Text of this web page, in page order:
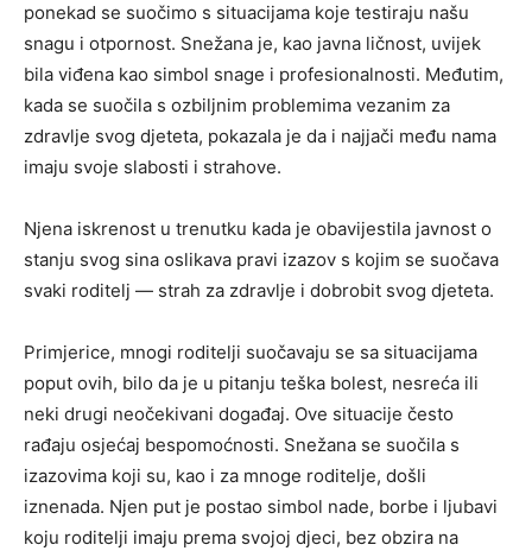
ponekad se suočimo s situacijama koje testiraju našu
snagu i otpornost. Snežana je, kao javna ličnost, uvijek
bila viđena kao simbol snage i profesionalnosti. Međutim,
kada se suočila s ozbiljnim problemima vezanim za
zdravlje svog djeteta, pokazala je da i najjači među nama
imaju svoje slabosti i strahove.
Njena iskrenost u trenutku kada je obavijestila javnost o
stanju svog sina oslikava pravi izazov s kojim se suočava
svaki roditelj — strah za zdravlje i dobrobit svog djeteta.
Primjerice, mnogi roditelji suočavaju se sa situacijama
poput ovih, bilo da je u pitanju teška bolest, nesreća ili
neki drugi neočekivani događaj. Ove situacije često
rađaju osjećaj bespomoćnosti. Snežana se suočila s
izazovima koji su, kao i za mnoge roditelje, došli
iznenada. Njen put je postao simbol nade, borbe i ljubavi
koju roditelji imaju prema svojoj djeci, bez obzira na